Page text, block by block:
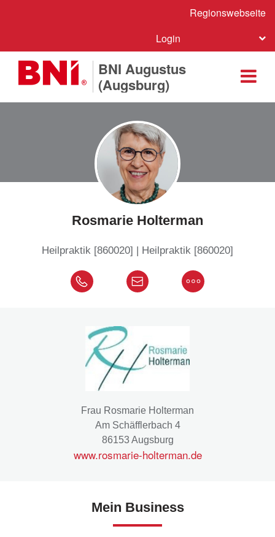
Regionswebseite
Login
BNI Augustus
(Augsburg)
Rosmarie Holterman
Heilpraktik [860020] | Heilpraktik [860020]
Frau Rosmarie Holterman
Am Schäfflerbach 4
86153 Augsburg
www.rosmarie-holterman.de
Mein Business